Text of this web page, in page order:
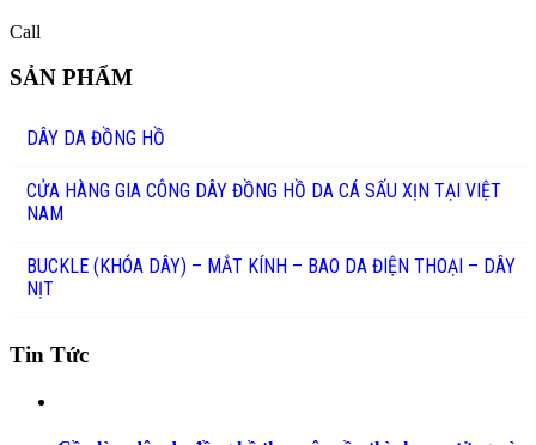
Call
SẢN PHẨM
DÂY DA ĐỒNG HỒ
CỬA HÀNG GIA CÔNG DÂY ĐỒNG HỒ DA CÁ SẤU XỊN TẠI VIỆT
NAM
BUCKLE (KHÓA DÂY) – MẮT KÍNH – BAO DA ĐIỆN THOẠI – DÂY
NỊT
Tin Tức